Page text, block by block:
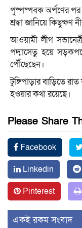
পুষ্পষ্পবক অর্পণের পর
শ্রদ্ধা জানিয়ে কিছুক্ষণ
আওয়ামী লীগ
পদ্মাসেতু হয়ে
পৌঁছেছেন।
টুঙ্গিপাড়ার বাড়িতে
হওয়ার কথা রয়েছে।
Please Share
Facebook
Linkedin
Pinterest
একই রকম সংবাদ